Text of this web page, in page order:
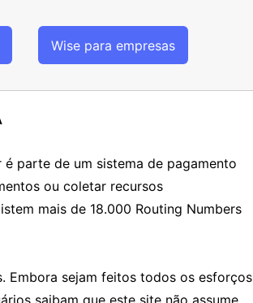
Wise para empresas
parte de um sistema de pagamento
ou coletar recursos
mais de 18.000 Routing Numbers
Embora sejam feitos todos os esforços